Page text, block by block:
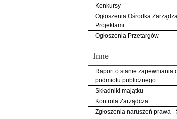
Konkursy
Ogłoszenia Ośrodka
Projektami
Ogłoszenia Przetargów
Inne
Raport o stanie zapewniania
podmiotu publicznego
Składniki majątku
Kontrola Zarządcza
Zgłoszenia naruszeń prawa -